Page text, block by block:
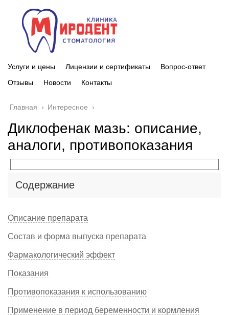
Услуги и цены Лицензии и сертификаты
Вопрос-ответ
Отзывы
Новости Контакты
Главная › Интересное ›
Диклофенак мазь: описание,
аналоги, противопоказания
Содержание
Описание препарата
Состав и форма выпуска препарата
Фармакологический эффект
Показания
Противопоказания к использованию
Применение в период беременности и кормления